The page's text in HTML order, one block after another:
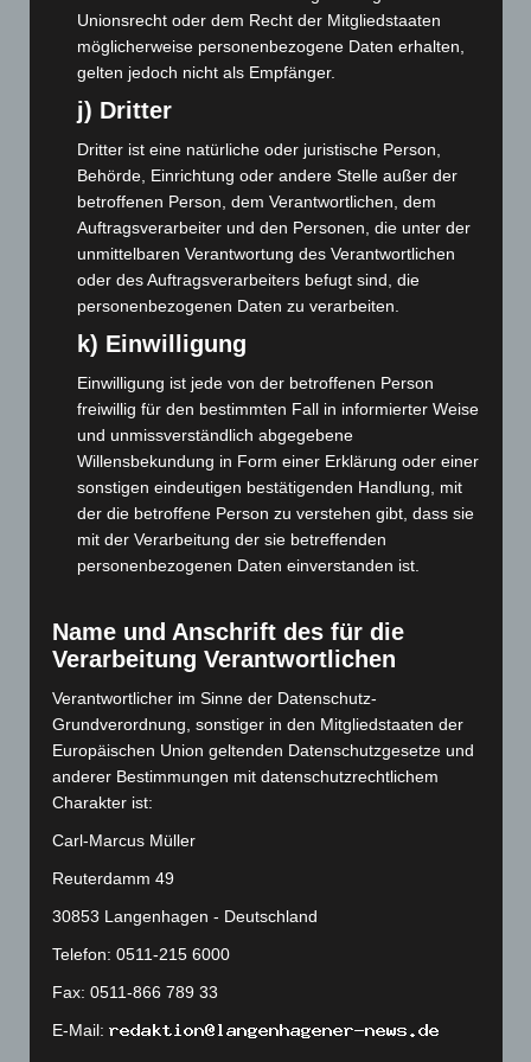
November 2024(94)
Oktober 2024(93)
September 2024(112)
August 2024(107)
Juli 2024(89)
Juni 2024
Mai 2024(149)
April 2024(102)
Februar 2024(103)
Januar 2024(111)
Dezember 2023(130)
November 2023(130)
Oktober 2023
(114)
September 2023(133)
August 2023(134)
Juni 2023(142)
April 2023
(155)
März 2023(174)
Februar 2023(154)
Oktober 2022(166)
September 2022(205)
August 2022(166)
Juli 2022 (133)
Unionsrecht oder dem Recht der Mitgliedstaaten
möglicherweise personenbezogene Daten erhalten,
gelten jedoch nicht als Empfänger.
j) Dritter
Dritter ist eine natürliche oder juristische Person,
Behörde, Einrichtung oder andere Stelle außer der
betroffenen Person, dem Verantwortlichen, dem
Auftragsverarbeiter und den Personen, die unter der
unmittelbaren Verantwortung des Verantwortlichen
oder des Auftragsverarbeiters befugt sind, die
personenbezogenen Daten zu verarbeiten.
k) Einwilligung
Einwilligung ist jede von der betroffenen Person
freiwillig für den bestimmten Fall in informierter Weise
und unmissverständlich abgegebene
Willensbekundung in Form einer Erklärung oder einer
sonstigen eindeutigen bestätigenden Handlung, mit
der die betroffene Person zu verstehen gibt, dass sie
mit der Verarbeitung der sie betreffenden
personenbezogenen Daten einverstanden ist.
Name und Anschrift des für die
Verarbeitung Verantwortlichen
Verantwortlicher im Sinne der Datenschutz-
Grundverordnung, sonstiger in den Mitgliedstaaten der
Europäischen Union geltenden Datenschutzgesetze und
anderer Bestimmungen mit datenschutzrechtlichem
Charakter ist:
Carl-Marcus Müller
Reuterdamm 49
30853 Langenhagen - Deutschland
Telefon: 0511-215 6000
Fax: 0511-866 789 33
E-Mail: